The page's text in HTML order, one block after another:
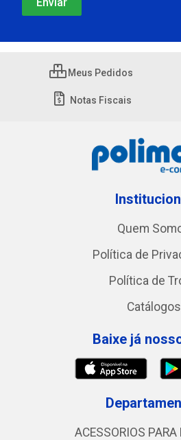
Meus Pedidos
Notas Fiscais
Quem
Política de
Política de
Catálogos
Baixe já
ACESSORIOS PARA